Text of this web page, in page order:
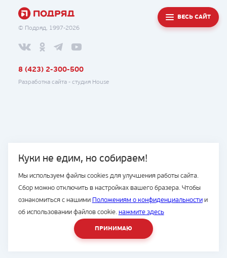
Куки не едим, но собираем!
Мы используем файлы cookies для улучшения работы сайта.
Сбор можно отключить в настройках вашего бразера. Чтобы
ознакомиться с нашими Положениям о конфиденциальностии
об использовании файлов cookie. нажмите здесь
ПРИНИМАЮ
© Подряд, 1997-2026
ВЕСЬ САЙТ
8 (423) 2-300-500
Разработка сайта - студия House